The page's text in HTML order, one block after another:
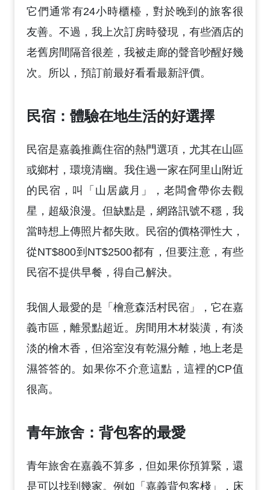
它們通常有24小時櫃檯，對於晚到的旅客很
友善。不過，我上次訂房時發現，有些酒店的
老舊房間隔音很差，我被走廊的聲音吵醒好幾
次。所以，預訂前最好看看最新評價。
民宿：體驗在地生活的好選擇
民宿是嘉義推薦住宿的熱門選項，尤其在山區
或鄉村，環境清幽。我住過一家在阿里山附近
的民宿，叫「山居歲月」，老闆會帶你去觀
星，超級浪漫。但缺點是，網路訊號不穩，我
當時想上傳照片都失敗。民宿的價格彈性大，
從NT$800到NT$2500都有，但要注意，有些
民宿不提供早餐，得自己解決。
我個人最愛的是「檜意森活村民宿」，它在嘉
義市區，離景點超近。房間用木材裝潢，有淡
淡的檜木香，但浴室沒有乾濕分離，地上老是
濕答答的。如果你不介意這點，這裡的CP值
很高。
青年旅舍：背包客的最愛
青年旅舍在嘉義不算多，但如果你預算緊，還
是可以找到幾家。例如「嘉義背包客棧」，床